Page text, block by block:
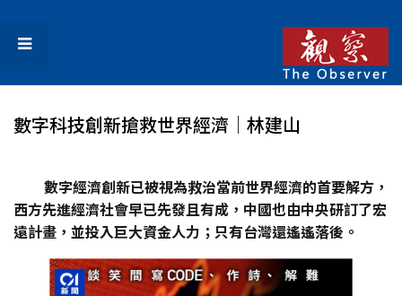
數字科技創新搶救世界經濟│林建山
數字經濟創新已被視為救治當前世界經濟的首要解方，
西方先進經濟社會早已先發且有成，中國也由中央研訂了宏
遠計畫，並投入巨大資金人力；只有台灣還遙遙落後。